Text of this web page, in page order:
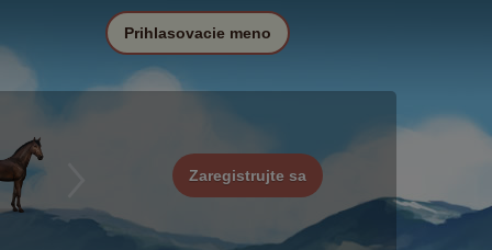
Zaregistrujte sa
Prihlasovacie meno